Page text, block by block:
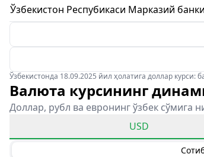
Ўзбекистон Респубикаси Марказий банки
Ўзбекистонда 18.09.2025 йил ҳолатига доллар курси:
Валюта курсининг
Доллар, рубл ва евронинг ўзбек сўмига
USD